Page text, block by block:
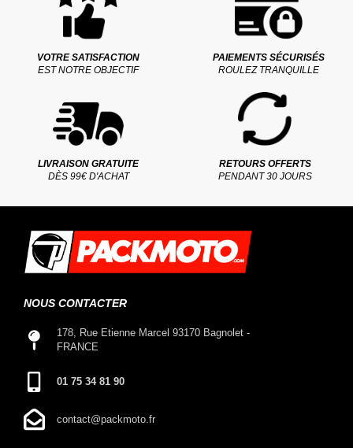
VOTRE SATISFACTION
EST NOTRE OBJECTIF
PAIEMENTS SÉCURISÉS
ROULEZ TRANQUILLE
LIVRAISON GRATUITE
DÈS 99€ D'ACHAT
RETOURS OFFERTS
PENDANT 30 JOURS
NOUS CONTACTER
178, Rue Etienne Marcel 93170 Bagnolet -
FRANCE
01 75 34 81 90
contact@packmoto.fr